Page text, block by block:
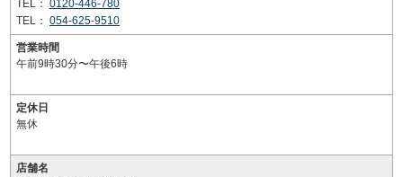
TEL： 0120-446-780
TEL： 054-625-9510
営業時間
午前9時30分〜午後6時
定休日
無休
店舗名